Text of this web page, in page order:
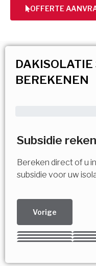
OFFERTE
DAKISOLATIE
BEREKENEN
Subsidie
Bereken direct of u
subsidie voor uw
Vorige
Kies uw
Meerdere
Vorige